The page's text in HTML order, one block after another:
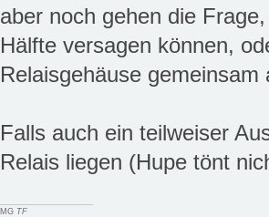
aber noch gehen die
Hälfte versagen können,
Relaisgehäuse gemeinsam
Falls auch ein teilweiser
Relais liegen (Hupe tönt
MG TF